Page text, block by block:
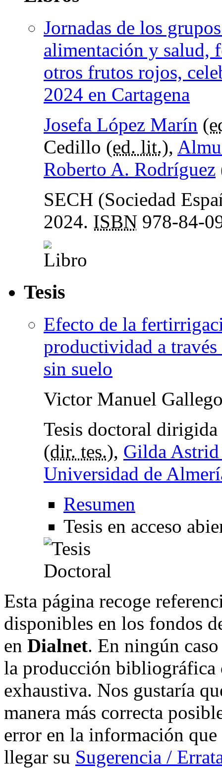
Jornadas de los
alimentación y salud,
otros frutos rojos,
2024 en Cartagena
Josefa López Marín (
Cedillo (ed. lit.),
Roberto A. Rodríguez
SECH (Sociedad
2024. ISBN 978-84-
Tesis
Efecto de la
productividad a
sin suelo
Victor Manuel
Tesis doctoral
(dir. tes.), Gilda
Universidad de
Resumen
Tesis en acceso
Esta página recoge
disponibles en los fondos
en Dialnet. En ningún
la producción bibliográfica
exhaustiva. Nos gustaría
manera más correcta
error en la información
llegar su Sugerencia /